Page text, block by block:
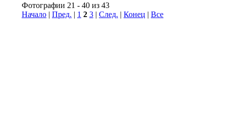
Фотографии 21 - 40 из 43
Начало | Пред. | 1 2 3 | След. | Конец | Все